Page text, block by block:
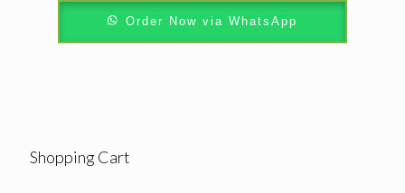
Order Now via WhatsApp
Shopping Cart